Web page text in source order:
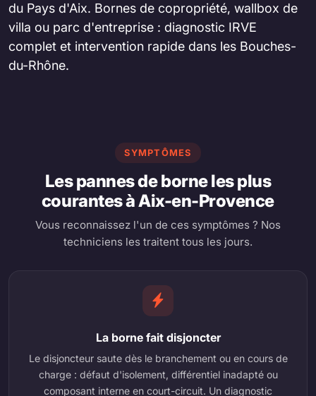
du Pays d'Aix. Bornes de copropriété, wallbox de
villa ou parc d'entreprise : diagnostic IRVE
complet et intervention rapide dans les Bouches-
du-Rhône.
SYMPTÔMES
Les pannes de borne les plus
courantes à Aix-en-Provence
Vous reconnaissez l'un de ces symptômes ? Nos
techniciens les traitent tous les jours.
La borne fait disjoncter
Le disjoncteur saute dès le branchement ou en cours de
charge : défaut d'isolement, différentiel inadapté ou
composant interne en court-circuit. Un diagnostic